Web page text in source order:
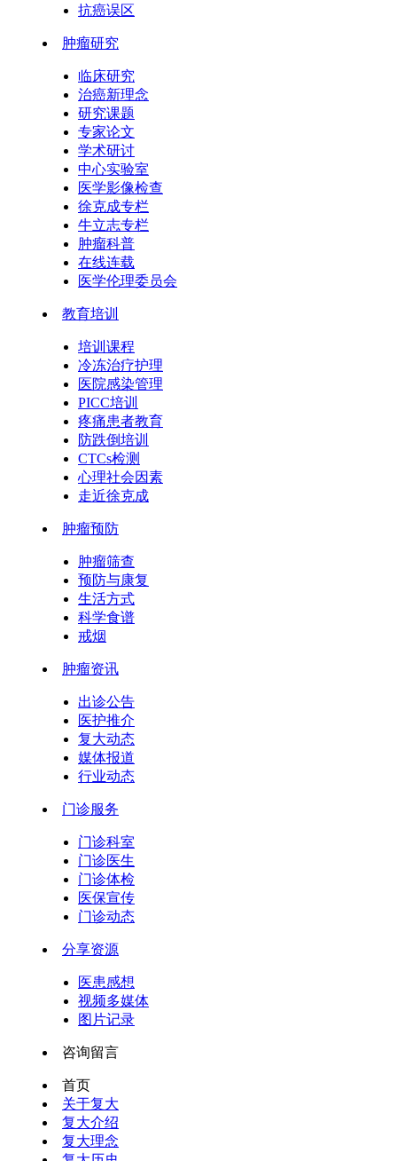
抗癌误区
肿瘤研究
临床研究
治癌新理念
研究课题
专家论文
学术研讨
中心实验室
医学影像检查
徐克成专栏
牛立志专栏
肿瘤科普
在线连载
医学伦理委员会
教育培训
培训课程
冷冻治疗护理
医院感染管理
PICC培训
疼痛患者教育
防跌倒培训
CTCs检测
心理社会因素
走近徐克成
肿瘤预防
肿瘤筛查
预防与康复
生活方式
科学食谱
戒烟
肿瘤资讯
出诊公告
医护推介
复大动态
媒体报道
行业动态
门诊服务
门诊科室
门诊医生
门诊体检
医保宣传
门诊动态
分享资源
医患感想
视频多媒体
图片记录
咨询留言
首页
关于复大
复大介绍
复大理念